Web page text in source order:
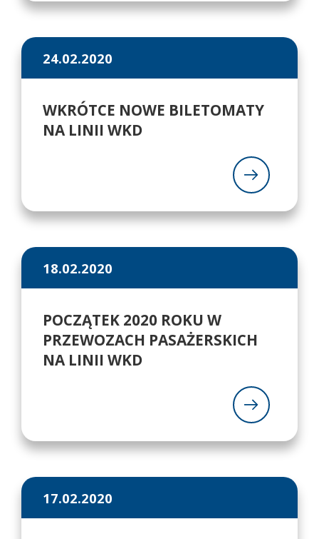
24.02.2020
WKRÓTCE NOWE BILETOMATY
NA LINII WKD
18.02.2020
POCZĄTEK 2020 ROKU W
PRZEWOZACH PASAŻERSKICH
NA LINII WKD
17.02.2020